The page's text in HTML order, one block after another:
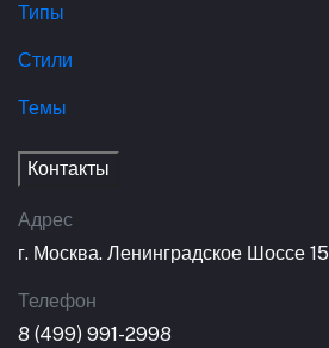
Типы
Стили
Темы
Контакты
Адрес
г. Москва. Ленинградское Шоссе 15
Телефон
8 (499) 991-2998